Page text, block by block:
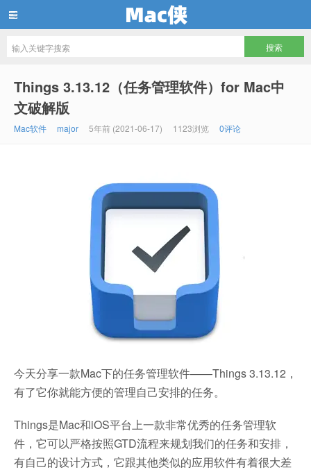
Things 3.13.12（任务管理软件）for Mac中
文破解版
Mac软件 major 5年前 (2021-06-17) 1123浏览 0评论
今天分享一款Mac下的任务管理软件——Things 3.13.12，
有了它你就能方便的管理自己安排的任务。
Things是Mac和iOS平台上一款非常优秀的任务管理软
件，它可以严格按照GTD流程来规划我们的任务和安排，
有自己的设计方式，它跟其他类似的应用软件有着很大差